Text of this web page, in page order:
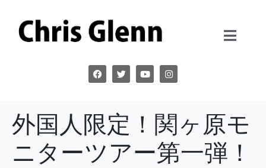
外国人限定！関ヶ原モ
ニターツアー第一弾！